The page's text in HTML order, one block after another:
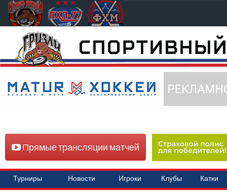
Прямые трансляции матчей
Турниры Новости Игроки Клубы Катки